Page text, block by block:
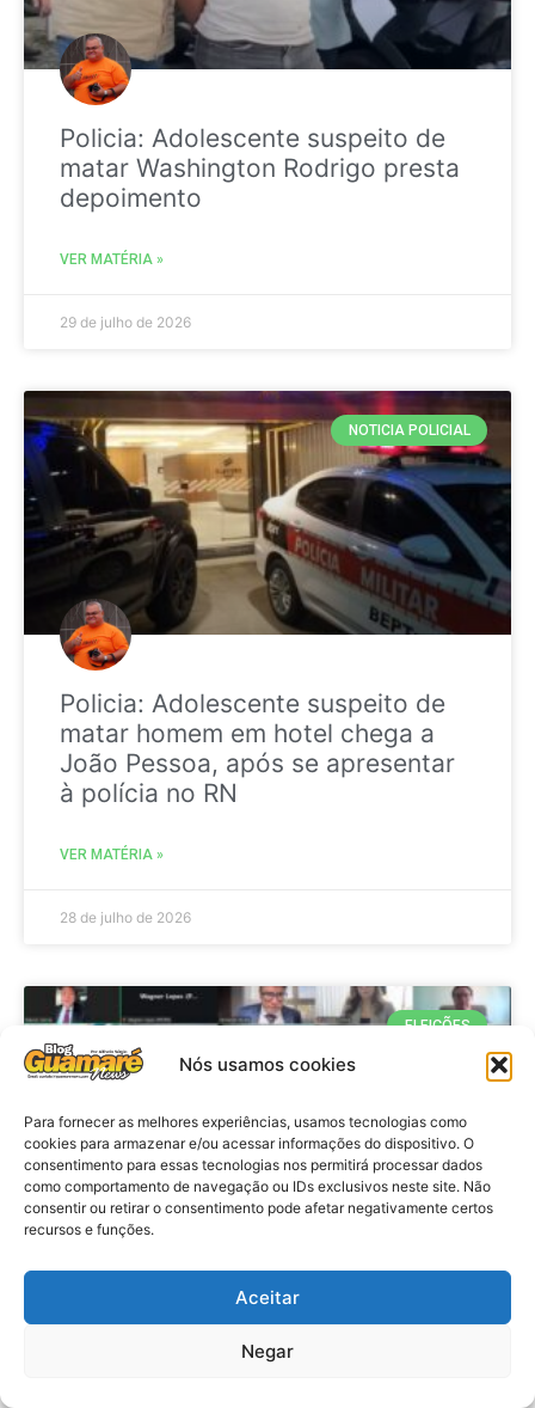
Nós usamos cookies
Para fornecer as melhores experiências, usamos tecnologias como
cookies para armazenar e/ou acessar informações do dispositivo. O
consentimento para essas tecnologias nos permitirá processar dados
como comportamento de navegação ou IDs exclusivos neste site. Não
consentir ou retirar o consentimento pode afetar negativamente certos
recursos e funções.
Aceitar
Negar
Policia: Adolescente suspeito de
matar Washington Rodrigo presta
depoimento
VER MATÉRIA »
29 de julho de 2026
NOTICIA POLICIAL
Policia: Adolescente suspeito de
matar homem em hotel chega a
João Pessoa, após se apresentar
à polícia no RN
VER MATÉRIA »
28 de julho de 2026
ELEIÇÕES
Eleições 2026: procuradores e
promotores eleitorais realizam
reunião de alinhamento no RN